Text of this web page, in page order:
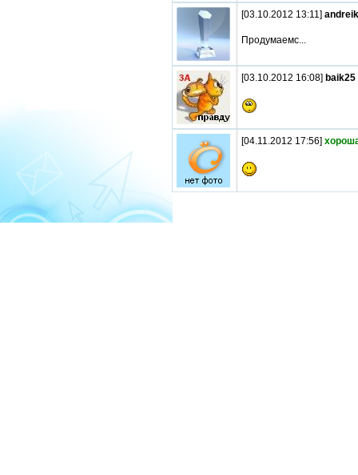
[03.10.2012 13:11]
Продумаемс...
[03.10.2012 16:08] baik25
[04.11.2012 17:56]